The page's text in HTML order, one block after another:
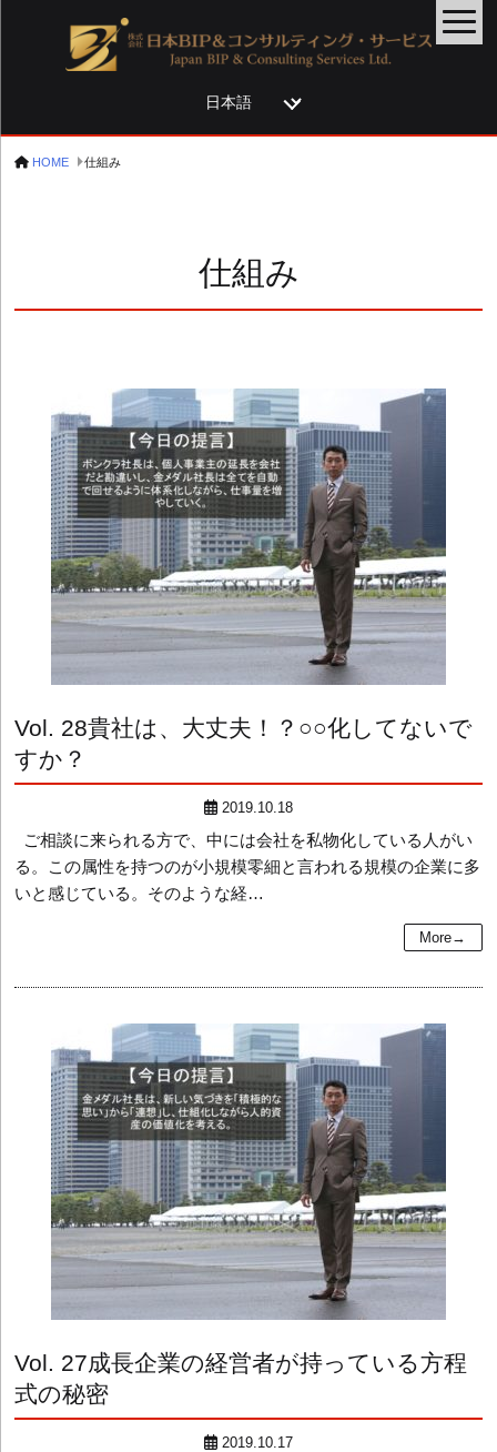
HOME 仕組み
仕組み
Vol. 28貴社は、大丈夫！？○○化してないで
すか？
2019.10.18
ご相談に来られる方で、中には会社を私物化している人がい
る。この属性を持つのが小規模零細と言われる規模の企業に多
いと感じている。そのような経…
More→
Vol. 27成長企業の経営者が持っている方程
式の秘密
2019.10.17